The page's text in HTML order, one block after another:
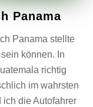
Panama
Panama stellte
können. In
richtig
im wahrsten
ich die Autofahrer